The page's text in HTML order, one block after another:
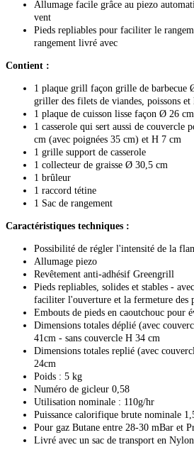
Allumage facile grâce au piezo
vent
Pieds repliables pour faciliter le
rangement livré avec
Contient :
1 plaque grill façon grille de barbecue
griller des filets de viandes, poissons et
1 plaque de cuisson lisse façon Ø 26 cm
1 casserole qui sert aussi de couvercle
cm (avec poignées 35 cm) et H 7 cm
1 grille support de casserole
1 collecteur de graisse Ø 30,5 cm
1 brûleur
1 raccord tétine
1 Sac de rangement
Caractéristiques techniques :
Possibilité de régler l'intensité de la
Allumage piezo
Revêtement anti-adhésif Greengrill
Pieds repliables, solides et stables -
faciliter l'ouverture et la fermeture des
Embouts de pieds en caoutchouc pour
Dimensions totales déplié (avec
41cm - sans couvercle H 34 cm
Dimensions totales replié (avec
24cm
Poids : 5 kg
Numéro de gicleur 0,58
Utilisation nominale : 110g/hr
Puissance calorifique brute nominale
Pour gaz Butane entre 28-30 mBar et
Livré avec un sac de transport en Nylon